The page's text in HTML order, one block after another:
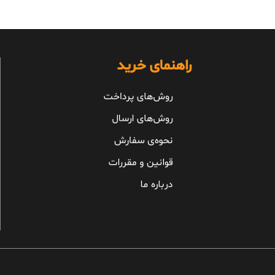
راهنمای خرید
روش‌های پرداخت
روش‌های ارسال
نحوه‌ی سفارش
قوانین و مقررات
درباره ما